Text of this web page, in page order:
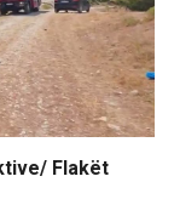
Flakët